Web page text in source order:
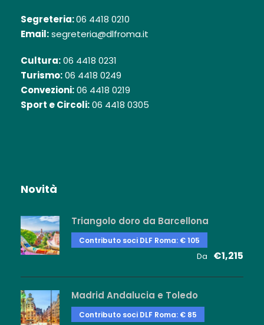
Segreteria:06 4418 0210
Email:segreteria@dlfroma.it
Cultura:06 4418 0231
Turismo:06 4418 0249
Convezioni:06 4418 0219
Sport e Circoli:06 4418 0305
Novità
Triangolo doro da Barcellona
Contributo soci DLF Roma: € 105
Da €1,215
Madrid Andalucia e Toledo
Contributo soci DLF Roma: € 85